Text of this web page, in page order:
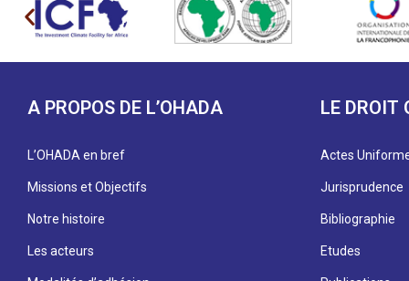
A PROPOS DE L’OHADA
L’OHADA en bref
Missions et Objectifs
Notre histoire
Les acteurs
LE DROIT
Actes
Jurisprudence
Bibliographie
Etudes